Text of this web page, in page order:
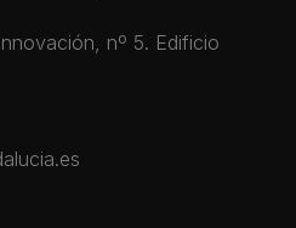
nº 5. Edificio